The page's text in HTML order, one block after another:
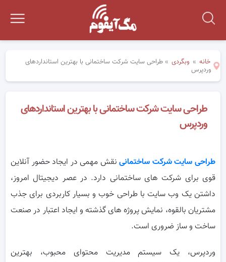
خانه » وبگردی »طراحی سایت شرکت ساختمانی با بهترین استانداردهای
وردپرس
طراحی سایت شرکت ساختمانی با بهترین استانداردهای
وردپرس
طراحی سایت شرکت ساختمانینقش مهمی در ایجاد حضور آنلاین
قوی برای شرکت های ساختمانی دارد. در عصر دیجیتال امروز،
داشتن یک وب سایت با طراحی خوب و بسیار کاربردی برای جذب
مشتریان بالقوه، نمایش پروژه های گذشته و ایجاد اعتبار در صنعت
ساخت و ساز ضروری است.
وردپرس، یک سیستم مدیریت محتوای محبوب، بهترین